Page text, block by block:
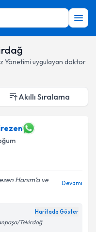
Yönetimi uygulayan doktor
Akıllı Sıralama
Hanım’a ve
Devamı
Haritada Göster
Tekirdağ